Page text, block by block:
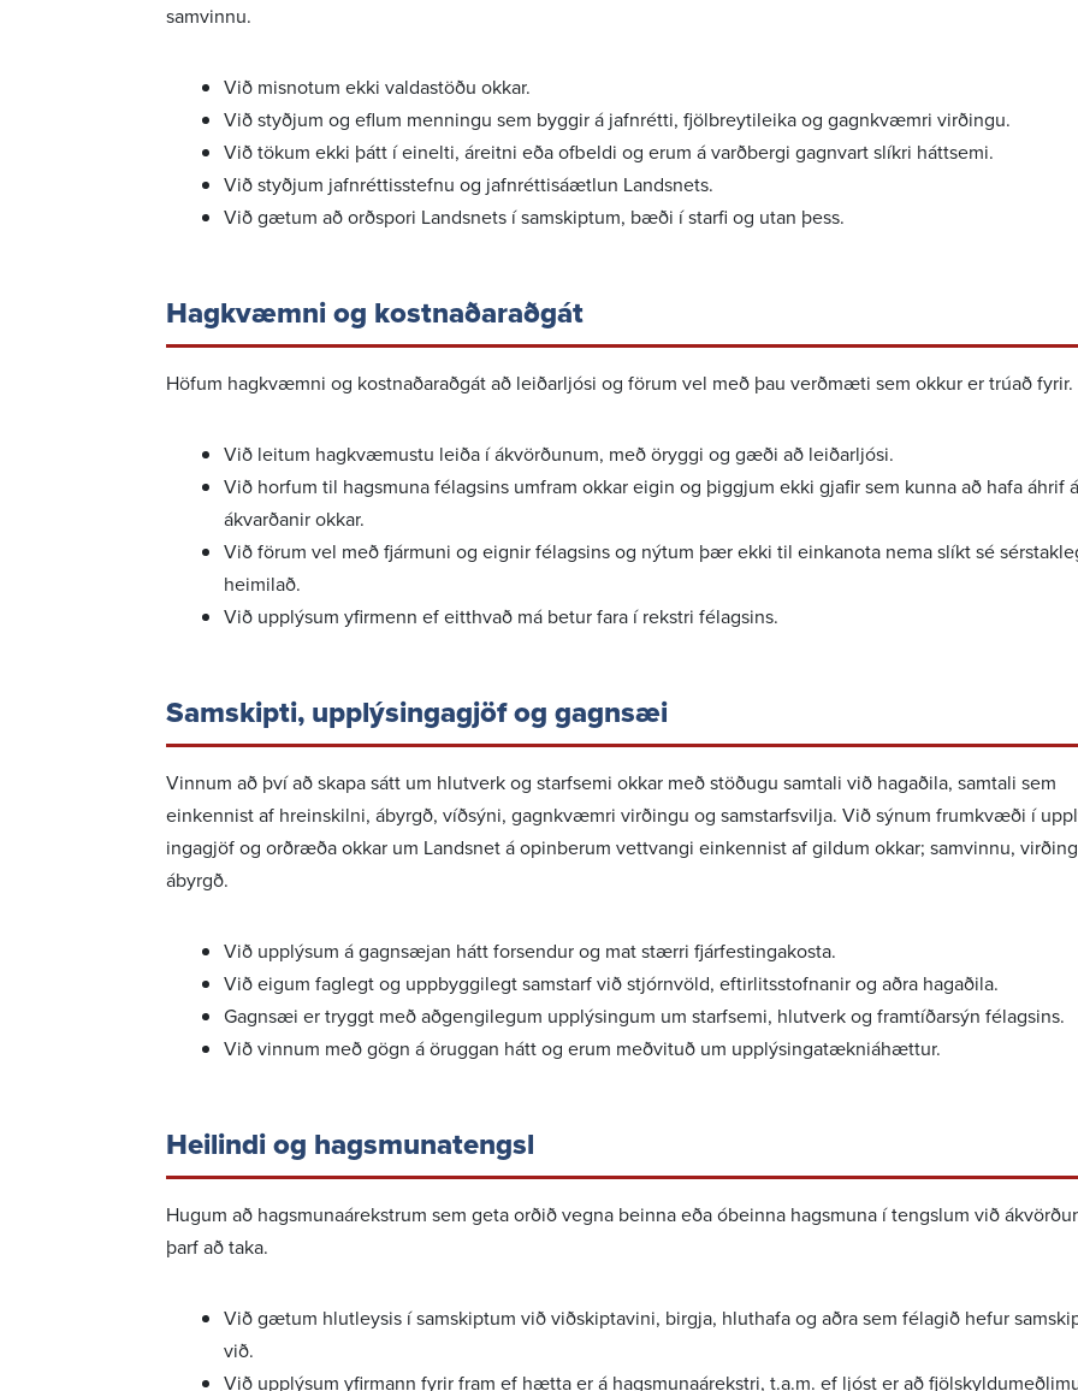
samvinnu.
Við misnotum ekki valda­stöðu okkar.
Við styðjum og eflum menn­ingu sem byggir á jafn­rétti, fjöl­breyti­leika og gagn­kvæmri virð­ingu.
Við tökum ekki þátt í einelti, áreitni eða ofbeldi og erum á varð­bergi gagn­vart slíkri hátt­semi.
Við styðjum jafn­rétt­is­stefnu og jafn­rétt­isáætlun Landsnets.
Við gætum að orðspori Landsnets í samskiptum, bæði í starfi og utan þess.
Hagkvæmni og kostn­að­ar­aðgát
Höfum hagkvæmni og kostn­að­ar­aðgát að leið­ar­ljósi og förum vel með þau verð­mæti sem okkur er trúað fyrir.
Við leitum hagkvæm­ustu leiða í ákvörð­unum, með öryggi og gæði að leið­ar­ljósi.
Við horfum til hags­muna félagsins umfram okkar eigin og þiggjum ekki gjafir sem kunna að hafa áhrif á
ákvarð­anir okkar.
Við förum vel með fjár­muni og eignir félagsins og nýtum þær ekki til einka­nota nema slíkt sé
heim­ilað.
Við upplýsum yfir­menn ef eitt­hvað má betur fara í rekstri félags­ins.
Samskipti, upplýs­inga­gjöf og gagnsæi
Vinnum að því að skapa sátt um hlut­verk og starf­semi okkar með stöðugu samtali við hagað­ila, samtali sem
einkennist af hrein­skilni, ábyrgð, víðsýni, gagn­kvæmri virð­ingu og samstarfs­vilja. Við sýnum frum­kvæði í
inga­gjöf og orðræða okkar um Landsnet á opin­berum vett­vangi einkennist af gildum okkar; samvinnu,
ábyrgð.
Við upplýsum á gagn­sæjan hátt forsendur og mat stærri fjár­fest­inga­kosta.
Við eigum faglegt og uppbyggi­legt samstarf við stjórn­völd, eftir­lits­stofn­anir og aðra hagað­ila.
Gagnsæi er tryggt með aðgengi­legum upplýs­ingum um starf­semi, hlut­verk og fram­tíð­arsýn félags­ins.
Við vinnum með gögn á öruggan hátt og erum meðvituð um upplýs­inga­tækni­á­hættur.
Heil­indi og hags­muna­tengsl
Hugum að hags­muna­árekstrum sem geta orðið vegna beinna eða óbeinna hags­muna í tengslum við
þarf að taka.
Við gætum hlut­leysis í samskiptum við viðskipta­vini, birgja, hlut­hafa og aðra sem félagið hefur
við.
Við upplýsum yfir­mann fyrir fram ef hætta er á hags­muna­árekstri, t.a.m. ef ljóst er að